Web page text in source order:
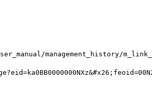
management_history/